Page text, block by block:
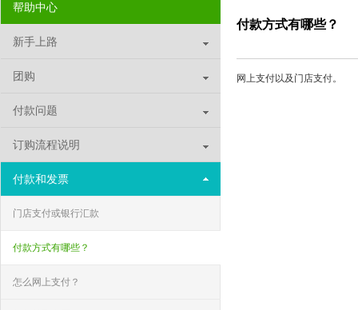
帮助中心
新手上路
团购
付款问题
订购流程说明
付款和发票
门店支付或银行汇款
付款方式有哪些？
怎么网上支付？
付款方式有哪些？
网上支付以及门店支付。